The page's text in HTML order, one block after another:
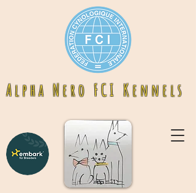
A l p h a N e r o F C I K e n n e l s